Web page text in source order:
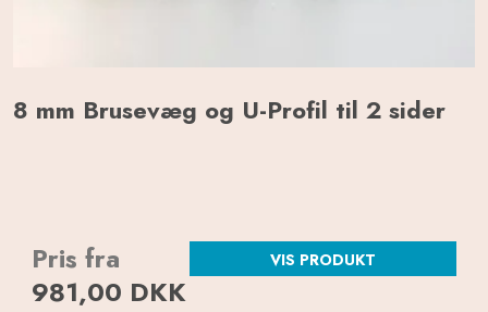
8 mm Brusevæg og U-Profil til 2 sider
Pris fra
981,00 DKK
VIS PRODUKT